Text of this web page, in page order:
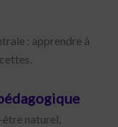
: apprendre à
naturel,